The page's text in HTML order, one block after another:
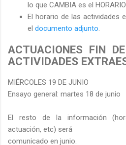
lo que CAMBIA es el
El horario de las actividades
el documento adjunto.
ACTUACIONES FIN
ACTIVIDADES
MIÉRCOLES 19 DE JUNIO
Ensayo general: martes 18 de junio
El resto de la información
actuación, etc) será
comunicado en junio.